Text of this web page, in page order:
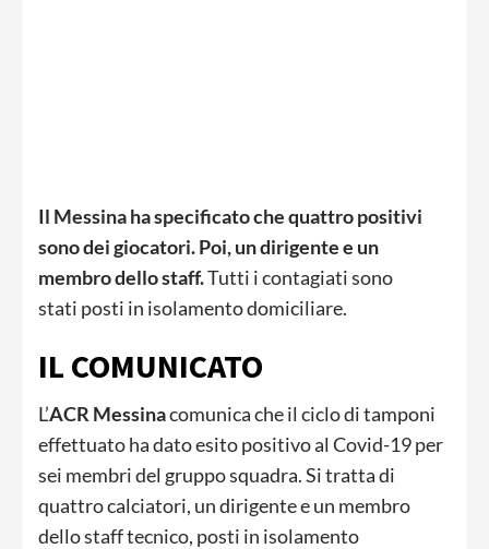
Il Messina ha specificato che quattro positivi
sono dei giocatori. Poi, un dirigente e un
membro dello staff.Tutti i contagiati sono
stati posti in isolamento domiciliare.
IL COMUNICATO
L’ACR Messinacomunica che il ciclo di tamponi
effettuato ha dato esito positivo al Covid-19 per
sei membri del gruppo squadra. Si tratta di
quattro calciatori, un dirigente e un membro
dello staff tecnico, posti in isolamento